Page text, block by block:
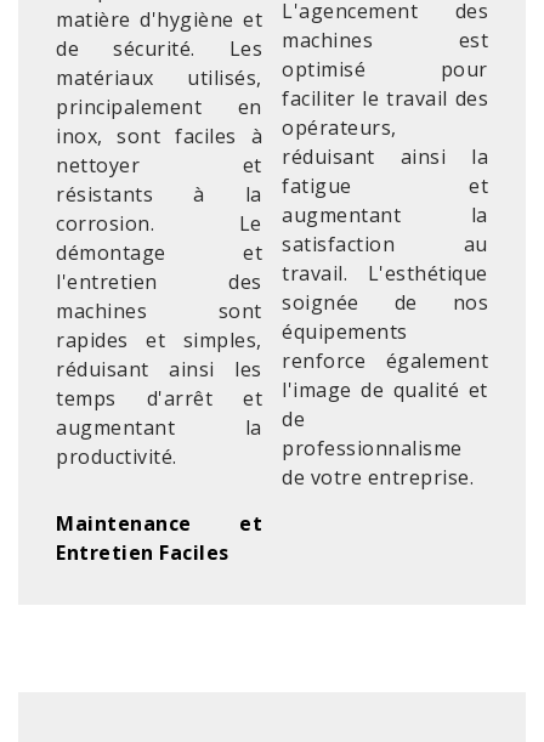
matière d'hygiène et
de sécurité. Les
matériaux utilisés,
principalement en
inox, sont faciles à
nettoyer et
résistants à la
corrosion. Le
démontage et
l'entretien des
machines sont
rapides et simples,
réduisant ainsi les
temps d'arrêt et
augmentant la
productivité.
Maintenance et
Entretien Faciles
L'agencement des
machines est
optimisé pour
faciliter le travail des
opérateurs,
réduisant ainsi la
fatigue et
augmentant la
satisfaction au
travail. L'esthétique
soignée de nos
équipements
renforce également
l'image de qualité et
de
professionnalisme
de votre entreprise.